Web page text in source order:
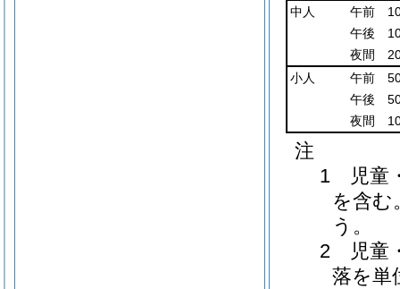
中人
午前
午後
夜間
小人
午前
午後
夜間
注
1 児童
を含む
う。
2 児童
落を単